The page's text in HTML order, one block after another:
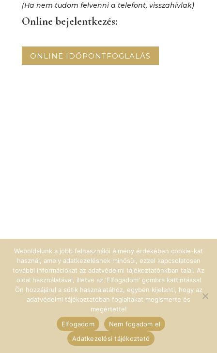
(Ha nem tudom felvenni a telefont, visszahívlak)
Online bejelentkezés:
ONLINE IDŐPONTFOGLALÁS
Weboldalunk a jobb felhasználói élmény érdekében cookie-kat
használ, amely adatkezelésnek minősül, ezzel kapcsolatosan
további információkat az adatvédelmi tájékoztatónkban talál. Az
oldal használatával, illetve az 'Elfogadom' gombra kattintással
Ön hozzájárul a sütik használatához, egyben kijelenti, hogy az
adatvédelmi tájékoztatóban foglaltakat megismerte és
megértette!
Elfogadom
Nem fogadom el
Adatkezelési tájékoztató